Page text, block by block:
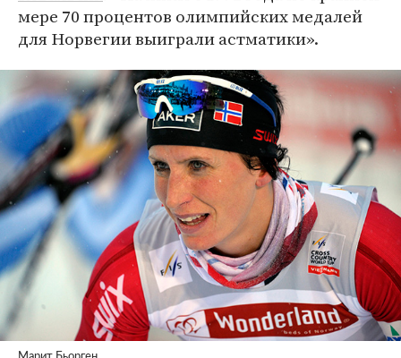
мере 70 процентов олимпийских медалей
для Норвегии выиграли астматики».